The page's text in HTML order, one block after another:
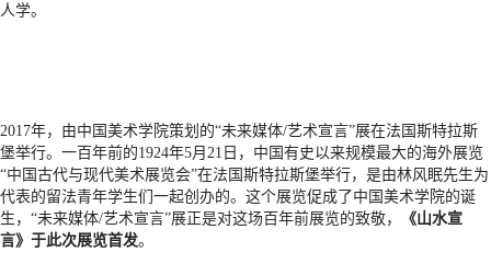
人学。
2017年，由中国美术学院策划的“未来媒体/艺术宣言”展在法国斯特拉斯
堡举行。一百年前的1924年5月21日，中国有史以来规模最大的海外展览
“中国古代与现代美术展览会”在法国斯特拉斯堡举行，是由林风眠先生为
代表的留法青年学生们一起创办的。这个展览促成了中国美术学院的诞
生，“未来媒体/艺术宣言”展正是对这场百年前展览的致敬，
《山水宣
言》于此次展览首发。